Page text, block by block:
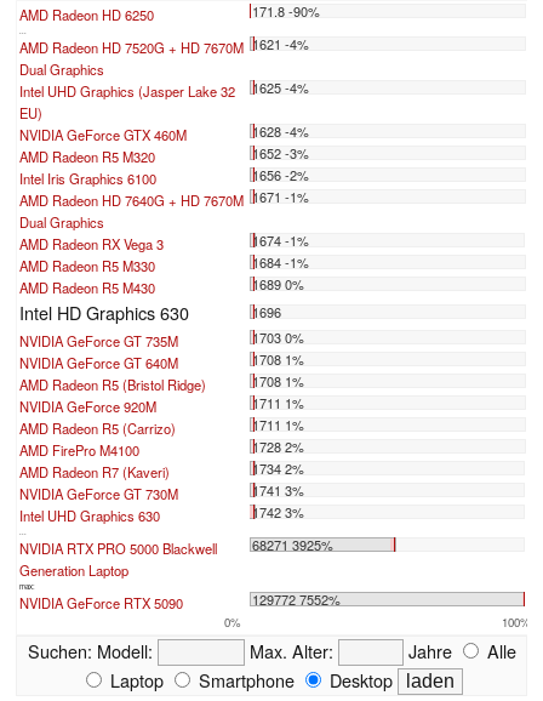
AMD Radeon HD 6250 171.8 -90%
...
AMD Radeon HD 7520G + HD 7670M
Dual Graphics
1621 -4%
Intel UHD Graphics (Jasper Lake 32
EU)
1625 -4%
NVIDIA GeForce GTX 460M
1628 -4%
AMD Radeon R5 M320
1652 -3%
Intel Iris Graphics 6100
1656 -2%
AMD Radeon HD 7640G + HD 7670M
Dual Graphics
1671 -1%
AMD Radeon RX Vega 3
1674 -1%
AMD Radeon R5 M330
1684 -1%
AMD Radeon R5 M430
1689 0%
Intel HD Graphics 630
1696
NVIDIA GeForce GT 735M
1703 0%
NVIDIA GeForce GT 640M
1708 1%
AMD Radeon R5 (Bristol Ridge)
1708 1%
NVIDIA GeForce 920M
1711 1%
AMD Radeon R5 (Carrizo)
1711 1%
AMD FirePro M4100
1728 2%
AMD Radeon R7 (Kaveri)
1734 2%
NVIDIA GeForce GT 730M
1741 3%
Intel UHD Graphics 630
1742 3%
...
NVIDIA RTX PRO 5000 Blackwell
Generation Laptop
68271 3925%
max:
NVIDIA GeForce RTX 5090 129772 7552%
0% 100%
Suchen: Modell: Max. Alter: Jahre
Alle
Laptop
Smartphone Desktop